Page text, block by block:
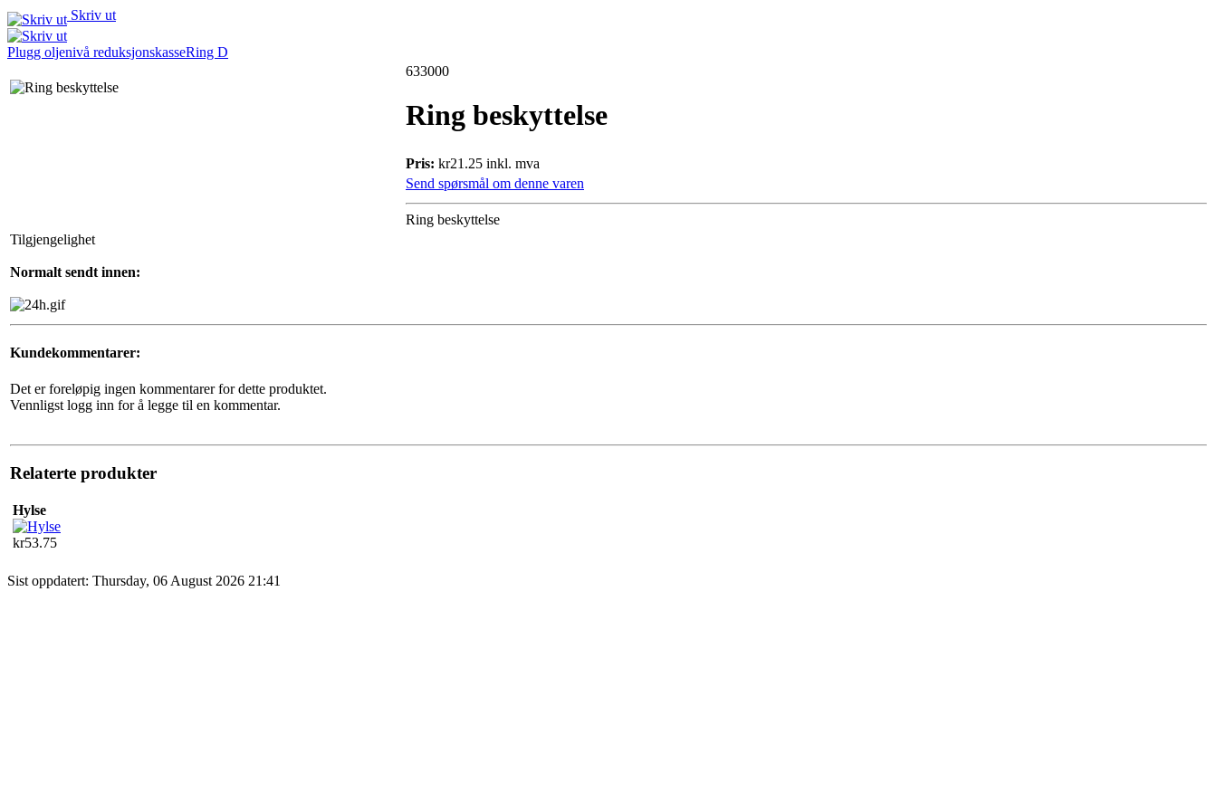
Skriv ut
Plugg oljenivå reduksjonskasseRing D
633000
Ring beskyttelse
Pris: kr21.25 inkl. mva
Send spørsmål om denne varen
Ring beskyttelse
Tilgjengelighet
Normalt sendt innen:
Kundekommentarer:
Det er foreløpig ingen kommentarer for dette produktet.
Vennligst logg inn for å legge til en kommentar.
Relaterte produkter
Hylse
kr53.75
Sist oppdatert: Thursday, 06 August 2026 21:41